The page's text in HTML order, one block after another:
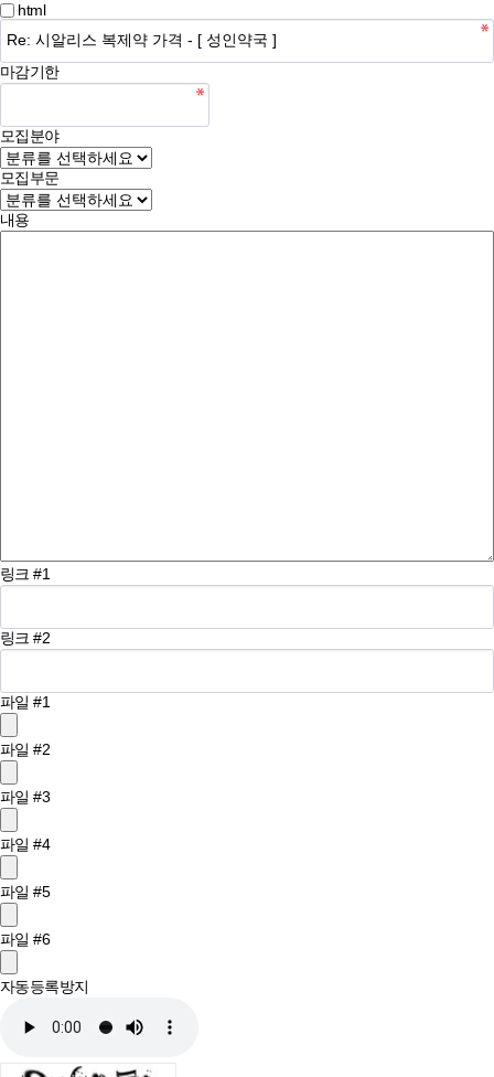
html
마감기한
모집분야
모집부문
내용
링크 #1
링크 #2
파일 #1
파일 #2
파일 #3
파일 #4
파일 #5
파일 #6
자동등록방지